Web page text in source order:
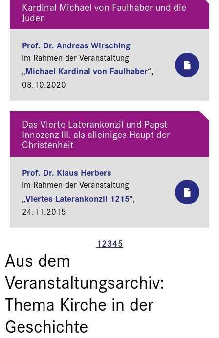
Kardinal Michael von Faulhaber und die
Juden
Prof. Dr. Andreas Wirsching
Im Rahmen der Veranstaltung
„Michael Kardinal von Faulhaber“,
08.10.2020
Das Vierte Laterankonzil und Papst
Innozenz III. als alleiniges Haupt der
Christenheit
Prof. Dr. Klaus Herbers
Im Rahmen der Veranstaltung
„Viertes Laterankonzil 1215“,
24.11.2015
12345
Aus dem
Veranstaltungsarchiv:
Thema Kirche in der
Geschichte